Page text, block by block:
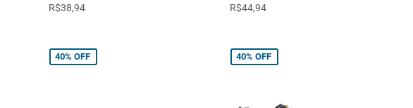
R$38,94
R$44,94
40% OFF 40% OFF